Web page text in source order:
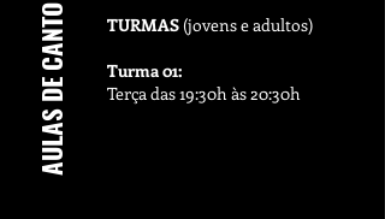
TURMAS (jovens e adultos)
Turma 01:
Terça das 19:30h às 20:30h
AULAS DE CANTO